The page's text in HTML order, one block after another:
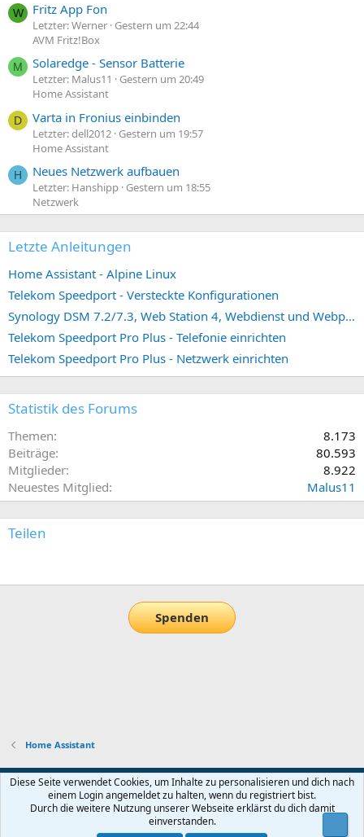
W Fritz App Fon
Letzter: Werner Gestern um 22:44
AVM Fritz!Box
M Solaredge - Sensor Batterie
Letzter: Malus11
Gestern um 20:49
Home Assistant
D Varta in Fronius einbinden
Letzter: dell2012 Gestern um 19:57
Home Assistant
H Neues Netzwerk aufbauen
Letzter: Hanshipp Gestern um 18:55
Netzwerk
Letzte Anleitungen
Home Assistant - Alpine Linux
Telekom Speedport - Versteckte Konfigurationen
Synology DSM 7.2/7.3, Web Station 4, Webdienst und Webportal erstellen (ehemals vHost)
Telekom Speedport Pro Plus - Telefonie einrichten
Telekom Speedport Pro Plus - Netzwerk einrichten
Statistik des Forums
Themen
8.173
Beiträge
80.593
Mitglieder
8.922
Neuestes Mitglied
Malus11
Teilen
Spenden
Home Assistant
Default-Theme
Nutzungsbedingungen
Datenschutz Hilfe und Impressum Start
Diese Seite verwendet Cookies, um Inhalte zu personalisieren und dich nach
einem Login angemeldet zu halten, wenn du registriert bist.
Durch die weitere Nutzung unserer Webseite erklärst du dich damit
einverstanden.